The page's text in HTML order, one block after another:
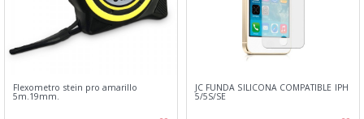
Flexometro stein pro amarillo
5m.19mm.
JC FUNDA SILICONA COMPATIBLE IPH
5/5S/SE